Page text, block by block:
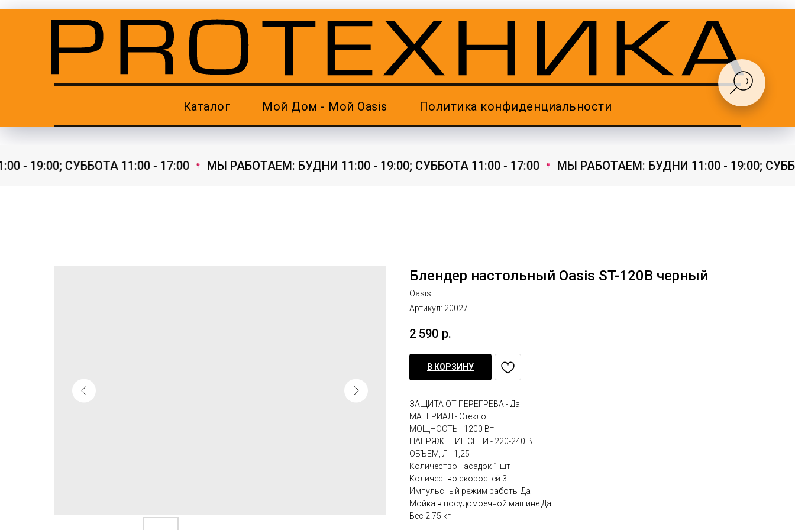
Каталог Мой Дом - Мой Oasis Политика конфиденциальности
19:00; СУББОТА 11:00 - 17:00 МЫ РАБОТАЕМ: БУДНИ 11:00 - 19:00; СУББОТА 11:00 - 17:00 МЫ РАБОТАЕМ: БУДНИ 11:00 - 19:00;
Блендер настольный Oasis ST-120B черный
Oasis
Артикул: 20027
2 590 р.
В КОРЗИНУ
ЗАЩИТА ОТ ПЕРЕГРЕВА - Да
МАТЕРИАЛ - Стекло
МОЩНОСТЬ - 1200 Вт
НАПРЯЖЕНИЕ СЕТИ - 220-240 В
ОБЪЕМ, Л - 1,25
Количество насадок 1 шт
Количество скоростей 3
Импульсный режим работы Да
Мойка в посудомоечной машине Да
Вес 2.75 кг